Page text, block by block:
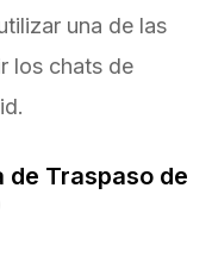
una de las
los chats de
de Traspaso de